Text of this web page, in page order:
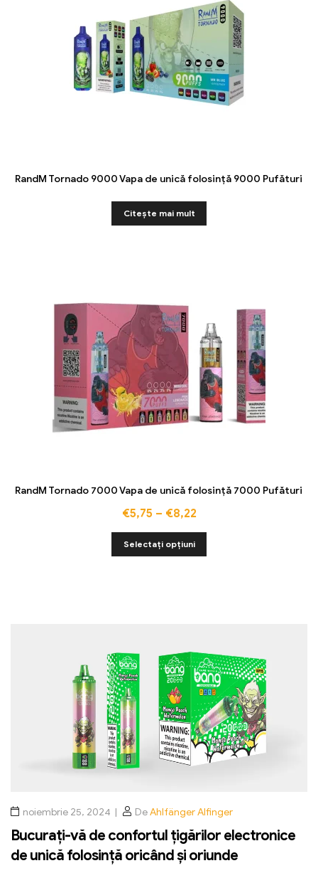
RandM Tornado 9000 Vapa de unică folosință 9000 Pufături
Citeşte mai mult
RandM Tornado 7000 Vapa de unică folosință 7000 Pufături
€5,75 – €8,22
Selectați opțiuni
noiembrie 25, 2024 DeAhlfänger Alfinger
Bucurați-vă de confortul țigărilor electronice
de unică folosință oricând și oriunde